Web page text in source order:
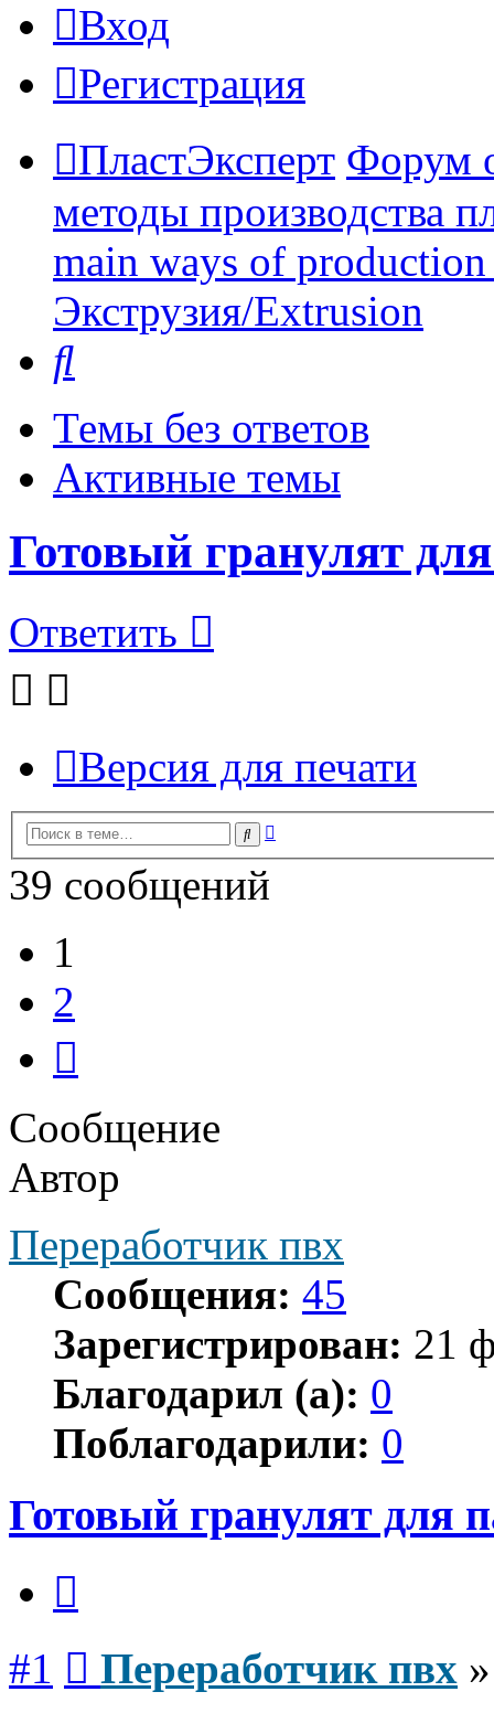
Вход
Регистрация
ПластЭксперт Форум
методы производства
main ways of
Экструзия/Extrusion
Темы без ответов
Активные темы
Готовый гранулят
Ответить
Версия для печати
Поиск
39 сообщений
1
2
Сообщение
Автор
Переработчик пвх
Сообщения: 45
Зарегистрирован: 21
Благодарил (а): 0
Поблагодарили: 0
Готовый гранулят для
#1 Переработчик пвх